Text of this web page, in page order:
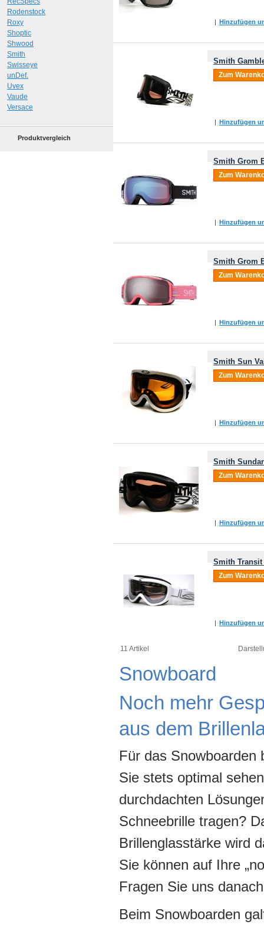
| Hinzufügen
Smith
Zum
| Hinzufügen
Smith Grom
Zum
| Hinzufügen
Smith Grom
Zum
| Hinzufügen
Smith Sun
Zum
| Hinzufügen
Smith
Zum
| Hinzufügen
Smith
Zum
| Hinzufügen
11 Artikel
Snowboard
Noch mehr
aus dem
Für das
Sie stets optimal
durchdachten
Schneebrille tragen?
Brillenglasstärke wird
Sie können auf Ihre
Fragen Sie uns
Beim Snowboarden
Rodenstock
Roxy
Shoptic
Shwood
Smith
Swisseye
unDef.
Uvex
Vaude
Versace
Produktvergleich